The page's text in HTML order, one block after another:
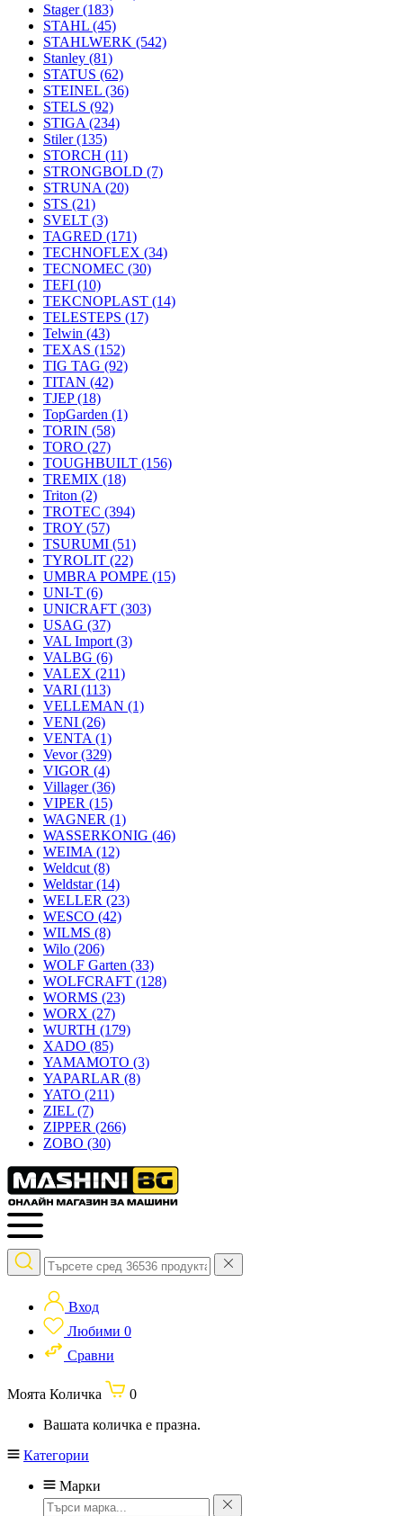
Stager(183)
STAHL (45)
STAHLWERK (542)
Stanley (81)
STATUS (62)
STEINEL (36)
STELS (92)
STIGA (234)
Stiler(135)
STORCH (11)
STRONGBOLD (7)
STRUNA (20)
STS (21)
SVELT (3)
TAGRED (171)
TECHNOFLEX (34)
TECNOMEC (30)
TEFI (10)
TEKCNOPLAST (14)
TELESTEPS (17)
Telwin (43)
TEXAS (152)
TIG TAG (92)
TITAN (42)
TJEP(18)
TopGarden (1)
TORIN (58)
TORO (27)
TOUGHBUILT (156)
TREMIX (18)
Triton (2)
TROTEC (394)
TROY (57)
TSURUMI (51)
TYROLIT (22)
UMBRA POMPE (15)
UNI-T (6)
UNICRAFT (303)
USAG (37)
VAL Import (3)
VALBG (6)
VALEX (211)
VARI (113)
VELLEMAN (1)
VENI (26)
VENTA (1)
Vevor(329)
VIGOR (4)
Villager(36)
VIPER (15)
WAGNER (1)
WASSERKONIG (46)
WEIMA (12)
Weldcut (8)
Weldstar(14)
WELLER (23)
WESCO (42)
WILMS (8)
Wilo (206)
WOLF Garten (33)
WOLFCRAFT (128)
WORMS (23)
WORX (27)
WURTH (179)
XADO (85)
YAMAMOTO (3)
YAPARLAR (8)
YATO (211)
ZIEL (7)
ZIPPER (266)
ZOBO (30)
Вход
Любими 0
Сравни
Моята Количка
0
Вашата количка е празна.
Категории
Марки